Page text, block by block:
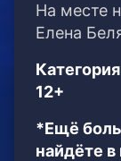
На месте
Елена
12+
*Ещё
найдёте